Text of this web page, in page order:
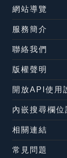
網站導覽
服務簡介
聯絡我們
版權聲明
開放API使用
內嵌搜尋欄位
相關連結
常見問題